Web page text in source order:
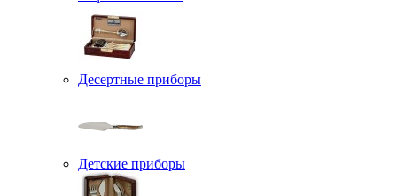
Десертные приборы
Детские приборы